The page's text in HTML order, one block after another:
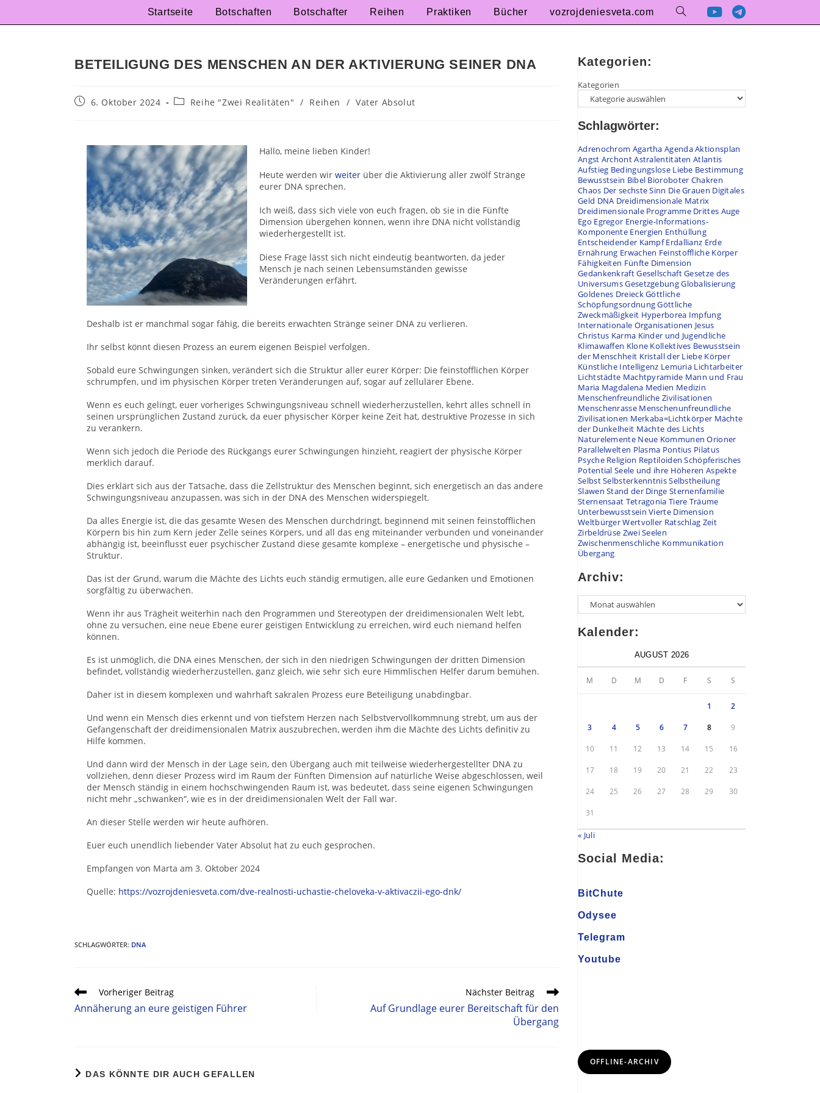
Startseite Botschaften Botschafter Reihen Praktiken Bücher vozrojdeniesveta.com
BETEILIGUNG DES MENSCHEN AN DER AKTIVIERUNG SEINER DNA
6. Oktober 2024 Reihe "Zwei Realitäten" / Reihen / Vater Absolut
Hallo, meine lieben Kinder!
Heute werden wirweiter über die Aktivierung aller zwölf Stränge
eurer DNA sprechen.
Ich weiß, dass sich viele von euch fragen, ob sie in die Fünfte
Dimension übergehen können, wenn ihre DNA nicht vollständig
wiederhergestellt ist.
Diese Frage lässt sich nicht eindeutig beantworten, da jeder
Mensch je nach seinen Lebensumständen gewisse
Veränderungen erfährt.
Deshalb ist er manchmal sogar fähig, die bereits erwachten Stränge seiner DNA zu verlieren.
Ihr selbst könnt diesen Prozess an eurem eigenen Beispiel verfolgen.
Sobald eure Schwingungen sinken, verändert sich die Struktur aller eurer Körper: Die feinstofflichen Körper
schrumpfen, und im physischen Körper treten Veränderungen auf, sogar auf zellulärer Ebene.
Wenn es euch gelingt, euer vorheriges Schwingungsniveau schnell wiederherzustellen, kehrt alles schnell in
seinen ursprünglichen Zustand zurück, da euer physischer Körper keine Zeit hat, destruktive Prozesse in sich
zu verankern.
Wenn sich jedoch die Periode des Rückgangs eurer Schwingungen hinzieht, reagiert der physische Körper
merklich darauf.
Dies erklärt sich aus der Tatsache, dass die Zellstruktur des Menschen beginnt, sich energetisch an das andere
Schwingungsniveau anzupassen, was sich in der DNA des Menschen widerspiegelt.
Da alles Energie ist, die das gesamte Wesen des Menschen durchdringt, beginnend mit seinen feinstofflichen
Körpern bis hin zum Kern jeder Zelle seines Körpers, und all das eng miteinander verbunden und voneinander
abhängig ist, beeinflusst euer psychischer Zustand diese gesamte komplexe – energetische und physische –
Struktur.
Das ist der Grund, warum die Mächte des Lichts euch ständig ermutigen, alle eure Gedanken und Emotionen
sorgfältig zu überwachen.
Wenn ihr aus Trägheit weiterhin nach den Programmen und Stereotypen der dreidimensionalen Welt lebt,
ohne zu versuchen, eine neue Ebene eurer geistigen Entwicklung zu erreichen, wird euch niemand helfen
können.
Es ist unmöglich, die DNA eines Menschen, der sich in den niedrigen Schwingungen der dritten Dimension
befindet, vollständig wiederherzustellen, ganz gleich, wie sehr sich eure Himmlischen Helfer darum bemühen.
Daher ist in diesem komplexen und wahrhaft sakralen Prozess eure Beteiligung unabdingbar.
Und wenn ein Mensch dies erkennt und von tiefstem Herzen nach Selbstvervollkommnung strebt, um aus der
Gefangenschaft der dreidimensionalen Matrix auszubrechen, werden ihm die Mächte des Lichts definitiv zu
Hilfe kommen.
Und dann wird der Mensch in der Lage sein, den Übergang auch mit teilweise wiederhergestellter DNA zu
vollziehen, denn dieser Prozess wird im Raum der Fünften Dimension auf natürliche Weise abgeschlossen, weil
der Mensch ständig in einem hochschwingenden Raum ist, was bedeutet, dass seine eigenen Schwingungen
nicht mehr „schwanken“, wie es in der dreidimensionalen Welt der Fall war.
An dieser Stelle werden wir heute aufhören.
Euer euch unendlich liebender Vater Absolut hat zu euch gesprochen.
Empfangen von Marta am 3. Oktober 2024
Quelle: https://vozrojdeniesveta.com/dve-realnosti-uchastie-cheloveka-v-aktivaczii-ego-dnk/
SCHLAGWÖRTER: DNA
Vorheriger Beitrag
Annäherung an eure geistigen Führer
Nächster Beitrag
Auf Grundlage eurer Bereitschaft für den
Übergang
DAS KÖNNTE DIR AUCH GEFALLEN
Kategorien:
Kategorien
Schlagwörter:
Adrenochrom Agartha AgendaAktionsplan
Angst ArchontAstralentitäten Atlantis
Aufstieg Bedingungslose Liebe Bestimmung
Bewusstsein Bibel Bioroboter Chakren
Chaos Der sechste Sinn Die Grauen Digitales
Geld DNA Dreidimensionale Matrix
Dreidimensionale Programme Drittes Auge
Ego Egregor Energie-Informations-
Komponente Energien Enthüllung
Entscheidender Kampf Erdallianz Erde
Ernährung Erwachen Feinstoffliche Körper
Fähigkeiten Fünfte Dimension
GedankenkraftGesellschaftGesetze des
UniversumsGesetzgebungGlobalisierung
Goldenes DreieckGöttliche
SchöpfungsordnungGöttliche
Zweckmäßigkeit Hyperborea Impfung
Internationale Organisationen Jesus
Christus Karma Kinder und Jugendliche
Klimawaffen Klone Kollektives Bewusstsein
der Menschheit Kristall der Liebe Körper
Künstliche Intelligenz Lemuria Lichtarbeiter
Lichtstädte Machtpyramide Mann und Frau
Maria Magdalena Medien Medizin
Menschenfreundliche Zivilisationen
Menschenrasse Menschenunfreundliche
Zivilisationen Merkaba=Lichtkörper Mächte
der Dunkelheit Mächte des Lichts
Naturelemente Neue Kommunen Orioner
Parallelwelten Plasma Pontius Pilatus
Psyche Religion Reptiloiden Schöpferisches
Potential Seele und ihre Höheren Aspekte
SelbstSelbsterkenntnisSelbstheilung
Slawen Stand der Dinge Sternenfamilie
Sternensaat Tetragonia Tiere Träume
Unterbewusstsein Vierte Dimension
WeltbürgerWertvoller Ratschlag Zeit
Zirbeldrüse Zwei Seelen
Zwischenmenschliche Kommunikation
Übergang
Archiv:
Kalender:
AUGUST 2026
M D M D F S S
1 2
3 4 5 6 7 8 9
10 11 12 13 14 15 16
17 18 19 20 21 22 23
24 25 26 27 28 29 30
31
« Juli
Social Media:
BitChute
Odysee
Telegram
Youtube
OFFLINE-ARCHIV